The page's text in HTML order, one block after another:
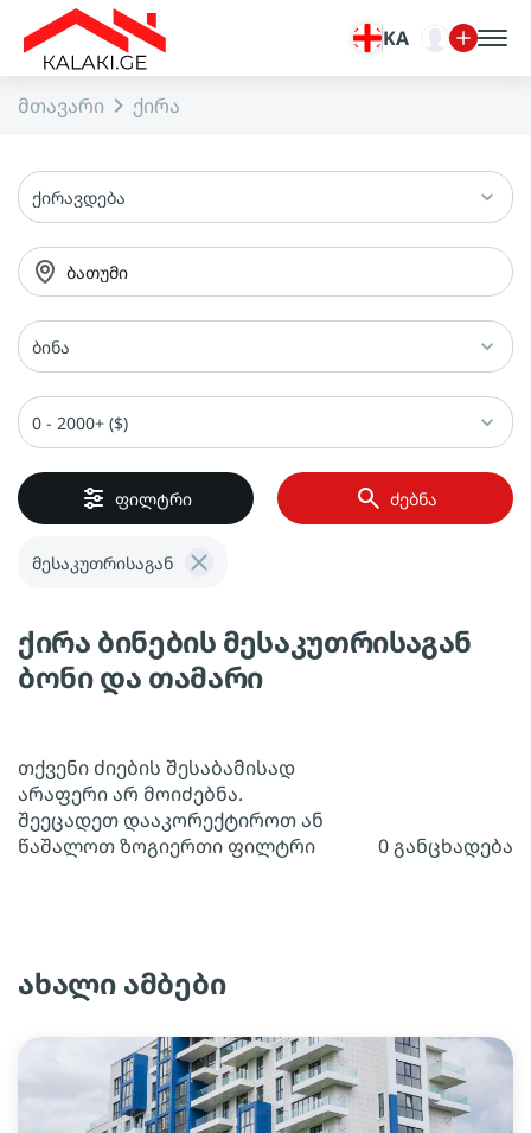
KA
მთავარი ქირა
ქირავდება
ბათუმი
ბინა
0 - 2000+ ($)
ფილტრი ძებნა
მესაკუთრისაგან
ქირა ბინების მესაკუთრისაგან
ბონი და თამარი
თქვენი ძიების შესაბამისად
არაფერი არ მოიძებნა.
შეეცადეთ დააკორექტიროთ ან
წაშალოთ ზოგიერთი ფილტრი
0 განცხადება
ახალი ამბები